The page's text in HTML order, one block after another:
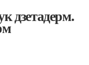
дзетадерм.